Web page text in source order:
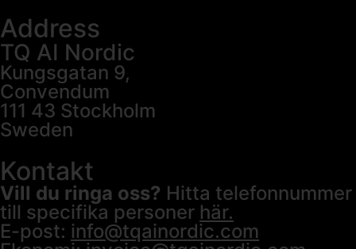
Address
TQ AI Nordic
Kungsgatan 9,
Convendum
111 43 Stockholm
Sweden
Kontakt
Vill du ringa oss? Hitta telefonnummer
till specifika personer här.
E-post: info@tqainordic.com